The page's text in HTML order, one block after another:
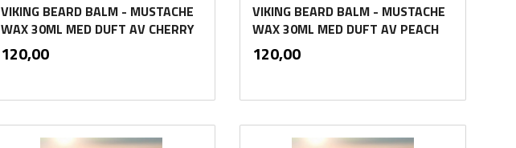
VIKING BEARD BALM - MUSTACHE
WAX 30ML MED DUFT AV CHERRY
Pris
120,00mva.
Kjøp
VIKING BEARD BALM - MUSTACHE
WAX 30ML MED DUFT AV PEACH
Pris
120,00mva.
Kjøp